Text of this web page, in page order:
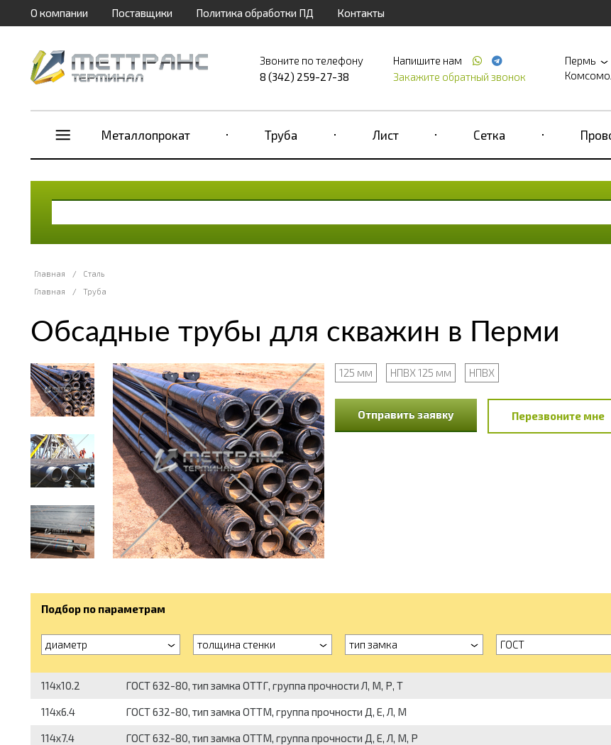
О компании Поставщики Политика обработки ПД Контакты
Звоните по телефону
8 (342) 259-27-38
Напишите нам
Закажите обратный звонок
Пермь
Металлопрокат Труба Лист Сетка
Главная /
Сталь
Главная
/ Труба
Обсадные трубы для скважин в Перми
125 мм НПВХ 125 мм НПВХ
Отправить заявку Перезвоните мне
Подбор по параметрам
диаметр толщина стенки тип замка ГОСТ
114x10.2 ГОСТ 632-80, тип замка ОТТГ, группа прочности Л, М, Р, Т
114x6.4 ГОСТ 632-80, тип замка ОТТМ, группа прочности Д, Е, Л, М
114x7.4 ГОСТ 632-80, тип замка ОТТМ, группа прочности Д, Е, Л, М, Р